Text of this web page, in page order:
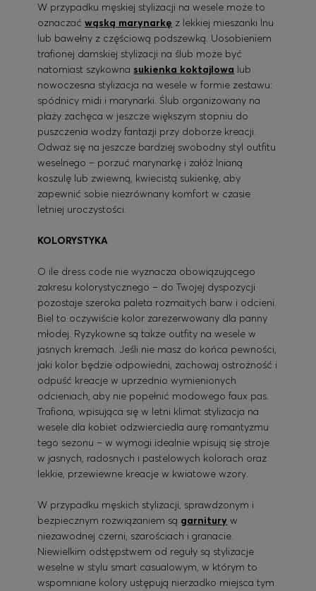
W przypadku męskiej stylizacji na wesele może to
oznaczaćwąską marynarkę z lekkiej mieszanki lnu
lub bawełny z częściową podszewką. Uosobieniem
trafionej damskiej stylizacji na ślub może być
natomiast szykowna sukienka koktajlowa lub
nowoczesna stylizacja na wesele w formie zestawu:
spódnicy midi i marynarki. Ślub organizowany na
plaży zachęca w jeszcze większym stopniu do
puszczenia wodzy fantazji przy doborze kreacji.
Odważ się na jeszcze bardziej swobodny styl outfitu
weselnego – porzuć marynarkę i załóż lnianą
koszulę lub zwiewną, kwiecistą sukienkę, aby
zapewnić sobie niezrównany komfort w czasie
letniej uroczystości.
KOLORYSTYKA
O ile dress code nie wyznacza obowiązującego
zakresu kolorystycznego – do Twojej dyspozycji
pozostaje szeroka paleta rozmaitych barw i odcieni.
Biel to oczywiście kolor zarezerwowany dla panny
młodej. Ryzykowne są także outfity na wesele w
jasnych kremach. Jeśli nie masz do końca pewności,
jaki kolor będzie odpowiedni, zachowaj ostrożność i
odpuść kreacje w uprzednio wymienionych
odcieniach, aby nie popełnić modowego faux pas.
Trafiona, wpisująca się w letni klimat stylizacja na
wesele dla kobiet odzwierciedla aurę romantyzmu
tego sezonu – w wymogi idealnie wpisują się stroje
w jasnych, radosnych i pastelowych kolorach oraz
lekkie, przewiewne kreacje w kwiatowe wzory.
W przypadku męskich stylizacji, sprawdzonym i
bezpiecznym rozwiązaniem są garnitury w
niezawodnej czerni, szarościach i granacie.
Niewielkim odstępstwem od reguły są stylizacje
weselne w stylu smart casualowym, w którym to
wspomniane kolory ustępują nierzadko miejsca tym